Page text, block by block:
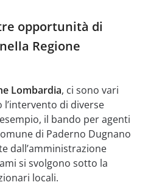
opportunità di
Regione
Lombardia, ci sono vari
di diverse
il bando per agenti
di Paderno Dugnano
dall’amministrazione
si svolgono sotto la
locali.